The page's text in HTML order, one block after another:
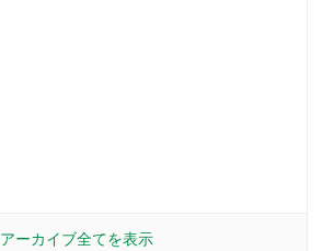
アーカイブ全てを表示